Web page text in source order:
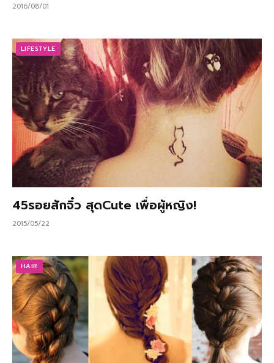
2016/08/01
LIFESTYLE
45รอยสักจิ๋ว สุดCute เพื่อผู้หญิง!
2015/05/22
HAIR